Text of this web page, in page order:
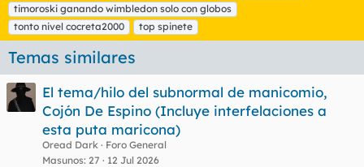
timoroski ganando wimbledon solo con globos
tonto nivel cocreta2000
top spinete
Temas similares
El tema/hilo del subnormal de manicomio,
Cojón De Espino (Incluye interfelaciones a
esta puta maricona)
Oread Dark
Foro General
Masunos 27 12 Jul 2026